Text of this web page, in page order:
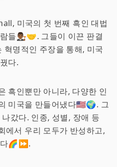
미국의 첫 번째 흑인 대법
👨🏾‍⚖️🤝. 그들이 이끈 판결
혁명적인 주장을 통해, 미국
다.
흑인뿐만 아니라, 다양한 인
미국을 만들어냈다🇺🇸🌍. 그
갔다. 인종, 성별, 장애 등
에서 우리 모두가 반성하고,
다🌈⏩.